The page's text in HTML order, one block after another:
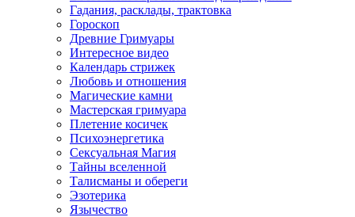
Гадания, расклады, трактовка
Гороскоп
Древние Гримуары
Интересное видео
Календарь стрижек
Любовь и отношения
Магические камни
Мастерская гримуара
Плетение косичек
Психоэнергетика
Сексуальная Магия
Тайны вселенной
Талисманы и обереги
Эзотерика
Язычество